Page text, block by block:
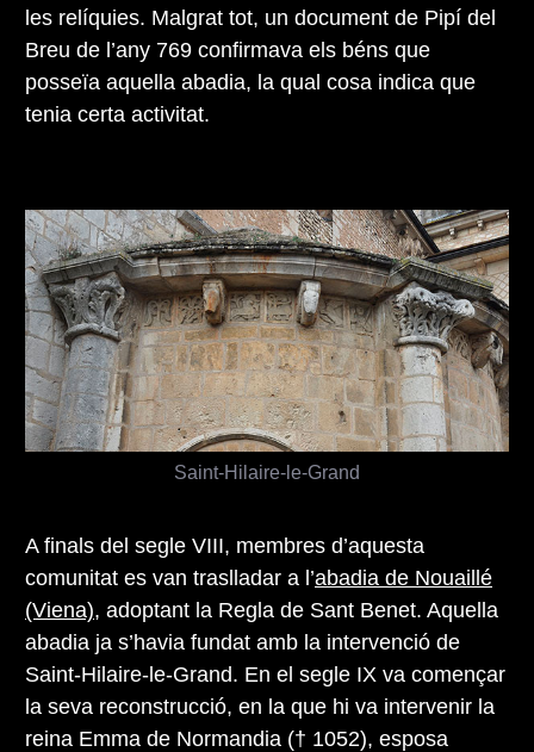
les relíquies. Malgrat tot, un document de Pipí del
Breu de l’any 769 confirmava els béns que
posseïa aquella abadia, la qual cosa indica que
tenia certa activitat.
A finals del segle VIII, membres d’aquesta
comunitat es van traslladar a l’abadia de Nouaillé
(Viena), adoptant la Regla de Sant Benet. Aquella
abadia ja s’havia fundat amb la intervenció de
Saint-Hilaire-le-Grand. En el segle IX va començar
la seva reconstrucció, en la que hi va intervenir la
reina Emma de Normandia († 1052), esposa
Saint-Hilaire-le-Grand